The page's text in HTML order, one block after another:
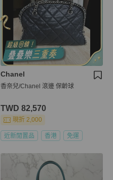
Chanel
香奈兒/Chanel 滾邊 保齡球
TWD 82,570
現折 2,000
近新閒置品 香港 免運